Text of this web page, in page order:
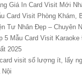
Giá In Card Visit Mới
Card Visit Phòng Khám,
Tư Nhân Đẹp – Chuyên
5 Mẫu Card Visit Karaoke
2025
card visit số lượng ít, lấy
Nội